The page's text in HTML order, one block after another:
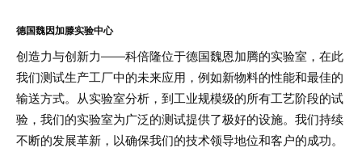
德国魏因加滕实验中心
创造力与创新力——科倍隆位于德国魏恩加腾的实验室，在此
我们测试生产工厂中的未来应用 ，例如新物料的性能和最佳的
输送方式。从实验室分析，到工业规模级的所有工艺阶段的试
验，我们的实验室为广泛的测试提供了极好的设施。我们持续
不断的发展革新，以确保我们的技术领导地位和客户的成功。